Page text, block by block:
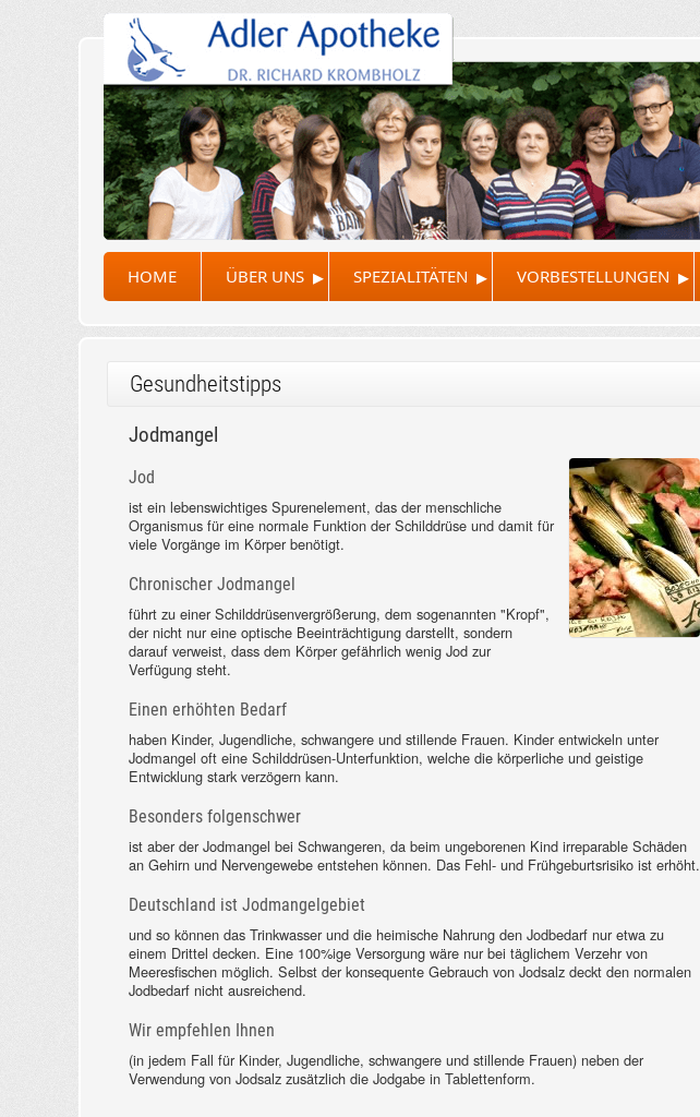
HOME ÜBER UNS ▸ SPEZIALITÄTEN ▸ VORBESTELLUNGEN ▸
Gesundheitstipps
Jodmangel
Jod
ist ein lebenswichtiges Spurenelement, das der menschliche
Organismus für eine normale Funktion der Schilddrüse und damit für
viele Vorgänge im Körper benötigt.
Chronischer Jodmangel
führt zu einer Schilddrüsenvergrößerung, dem sogenannten "Kropf",
der nicht nur eine optische Beeinträchtigung darstellt, sondern
darauf verweist, dass dem Körper gefährlich wenig Jod zur
Verfügung steht.
Einen erhöhten Bedarf
haben Kinder, Jugendliche, schwangere und stillende Frauen. Kinder entwickeln unter
Jodmangel oft eine Schilddrüsen-Unterfunktion, welche die körperliche und geistige
Entwicklung stark verzögern kann.
Besonders folgenschwer
ist aber der Jodmangel bei Schwangeren, da beim ungeborenen Kind irreparable Schäden
an Gehirn und Nervengewebe entstehen können. Das Fehl- und Frühgeburtsrisiko ist erhöht.
Deutschland ist Jodmangelgebiet
und so können das Trinkwasser und die heimische Nahrung den Jodbedarf nur etwa zu
einem Drittel decken. Eine 100%ige Versorgung wäre nur bei täglichem Verzehr von
Meeresfischen möglich. Selbst der konsequente Gebrauch von Jodsalz deckt den normalen
Jodbedarf nicht ausreichend.
Wir empfehlen Ihnen
(in jedem Fall für Kinder, Jugendliche, schwangere und stillende Frauen) neben der
Verwendung von Jodsalz zusätzlich die Jodgabe in Tablettenform.